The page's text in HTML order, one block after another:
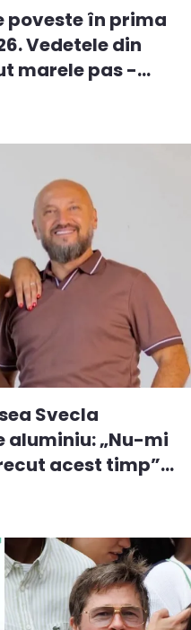
poveste în prima
Vedetele din
marele pas -
Svecla
aluminiu: „Nu-mi
acest timp”